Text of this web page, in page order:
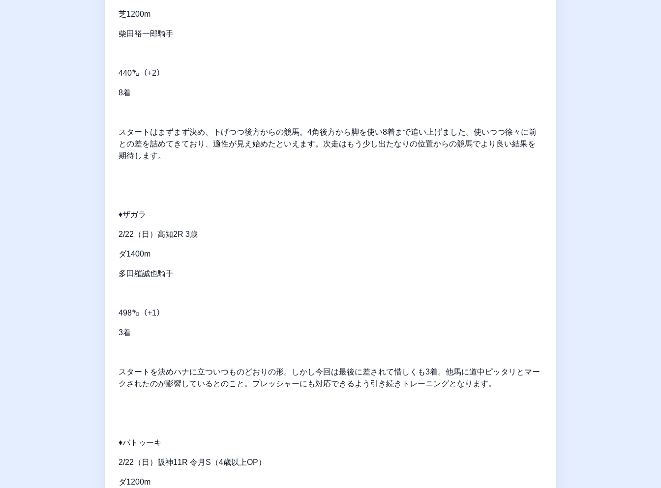
芝1200m
柴田裕一郎騎手
440㌔（+2）
8着
スタートはまずまず決め、下げつつ後方からの競馬。4角後方から脚を使い8着まで追い上げました。使いつつ徐々に前
との差を詰めてきており、適性が見え始めたといえます。次走はもう少し出たなりの位置からの競馬でより良い結果を
期待します。
♦ザガラ
2/22（日）高知2R 3歳
ダ1400m
多田羅誠也騎手
498㌔（+1）
3着
スタートを決めハナに立ついつものどおりの形。しかし今回は最後に差されて惜しくも3着。他馬に道中ピッタリとマー
クされたのが影響しているとのこと。プレッシャーにも対応できるよう引き続きトレーニングとなります。
♦バトゥーキ
2/22（日）阪神11R 令月S（4歳以上OP）
ダ1200m